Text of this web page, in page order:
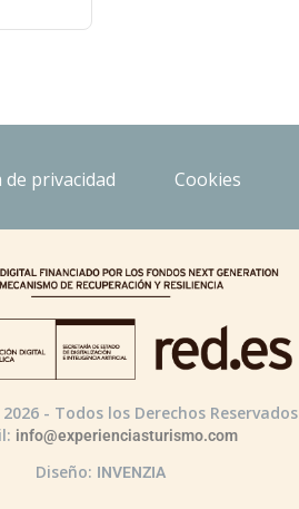
de privacidad Cookies
- Todos los Derechos Reservados
info@experienciasturismo.com
Diseño: INVENZIA